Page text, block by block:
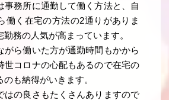
事務所に通勤して働く方法と、自
働く在宅の方法の2通りがありま
務の人気が高まっています。
がら働いた方が通勤時間もかから
世コロナの心配もあるので在宅の
も納得がいきます。
はの良さもたくさんありますので